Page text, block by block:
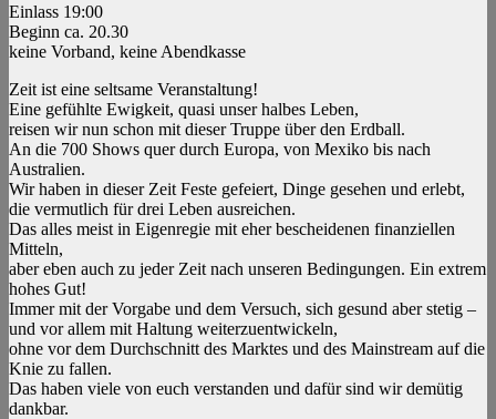
Einlass 19:00
Beginn ca. 20.30
keine Vorband, keine Abendkasse
Zeit ist eine seltsame Veranstaltung!
Eine gefühlte Ewigkeit, quasi unser halbes Leben,
reisen wir nun schon mit dieser Truppe über den Erdball.
An die 700 Shows quer durch Europa, von Mexiko bis nach
Australien.
Wir haben in dieser Zeit Feste gefeiert, Dinge gesehen und erlebt,
die vermutlich für drei Leben ausreichen.
Das alles meist in Eigenregie mit eher bescheidenen finanziellen
Mitteln,
aber eben auch zu jeder Zeit nach unseren Bedingungen. Ein extrem
hohes Gut!
Immer mit der Vorgabe und dem Versuch, sich gesund aber stetig –
und vor allem mit Haltung weiterzuentwickeln,
ohne vor dem Durchschnitt des Marktes und des Mainstream auf die
Knie zu fallen.
Das haben viele von euch verstanden und dafür sind wir demütig
dankbar.